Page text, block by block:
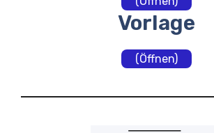
Vorlage
(Öffnen)